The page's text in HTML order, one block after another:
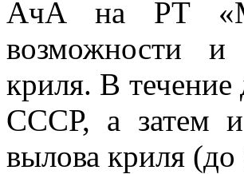
АчА на РТ
возможности и
криля. В течение
СССР, а затем и
вылова криля